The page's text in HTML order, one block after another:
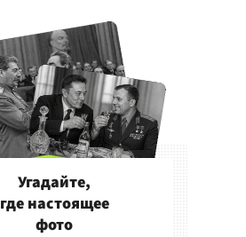
Угадайте,
где настоящее
фото